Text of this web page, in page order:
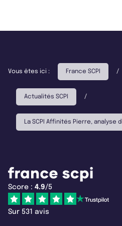
Vous êtes ici : France SCPI /
Actualités SCPI /
La SCPI Affinités Pierre, analyse
Score : 4.9/5
Sur 531 avis